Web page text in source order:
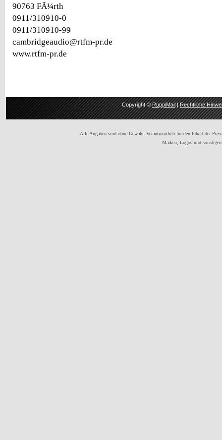
90763 FÃ¼rth
0911/310910-0
0911/310910-99
cambridgeaudio@rtfm-pr.de
www.rtfm-pr.de
Copyright ©RuppiMail|Rechtliche
Alle Angaben sind ohne Gewähr. Verantwortlich für den Inhalt der
Marken, Logos und